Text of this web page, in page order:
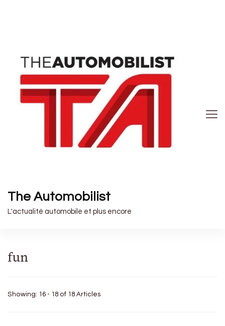
The Automobilist
L'actualité automobile et plus encore
fun
Showing: 16 - 18 of 18 Articles